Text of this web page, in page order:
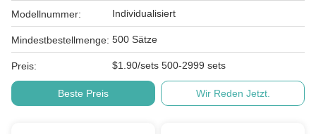
Modellnummer: Individualisiert
Mindestbestellmenge: 500 Sätze
Preis: $1.90/sets 500-2999 sets
Beste Preis Wir Reden Jetzt.